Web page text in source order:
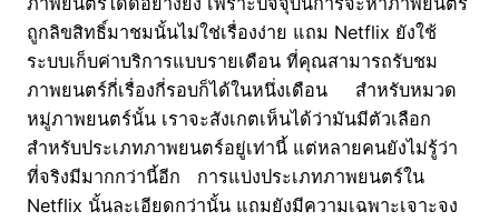
ถูกลิขสิทธิ์มาชมนั้นไม่ใช่เรื่องง่าย แถม Netflix ยังใช้
ระบบเก็บค่าบริการแบบรายเดือน ที่คุณสามารถรับชม
ภาพยนตร์กี่เรื่องกี่รอบก็ได้ในหนึ่งเดือน สำหรับหมวด
หมู่ภาพยนตร์นั้น เราจะสังเกตเห็นได้ว่ามันมีตัวเลือก
สำหรับประเภทภาพยนตร์อยู่เท่านี้ แต่หลายคนยังไม่รู้ว่า
ที่จริงมีมากกว่านี้อีก การแบ่งประเภทภาพยนตร์ใน
Netflix นั้นละเอียดกว่านั้น แถมยังมีความเฉพาะเจาะจง